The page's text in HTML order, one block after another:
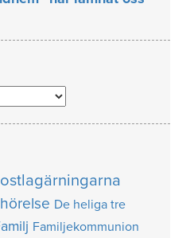
De heliga tre
Familjekommunion